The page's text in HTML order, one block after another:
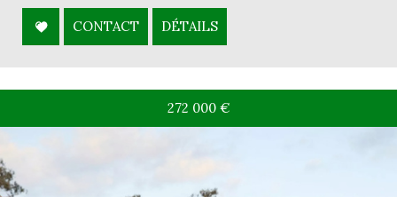
CONTACT DÉTAILS
272 000 €